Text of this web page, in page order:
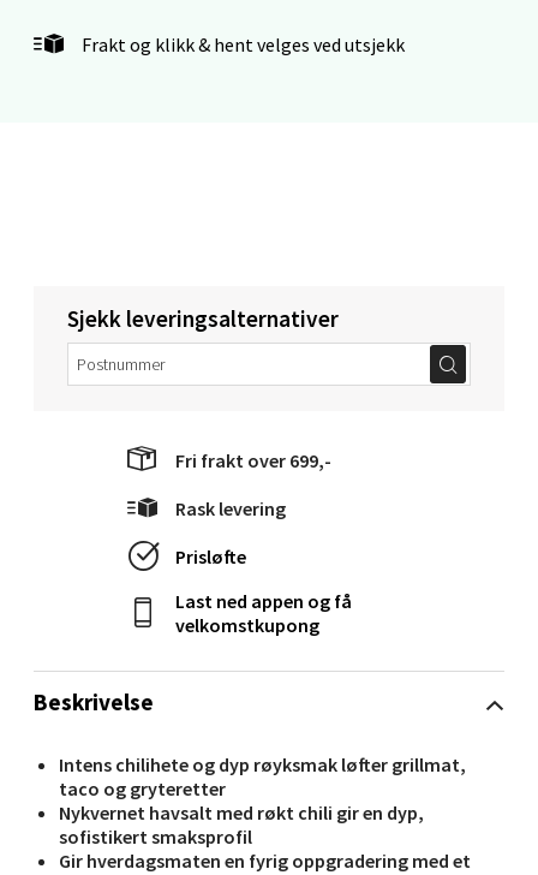
Frakt og klikk & hent velges ved utsjekk
Beskrivelse
Intens chilihete og dyp røyksmak løfter grillmat,
taco og gryteretter
Nykvernet havsalt med røkt chili gir en dyp,
sofistikert smaksprofil
Gir hverdagsmaten en fyrig oppgradering med et
Sjekk leveringsalternativer
Fri frakt over 699,-
Rask levering
Prisløfte
Last ned appen og få
velkomstkupong
Fridtjof Nansensgate 22, 8622 Mo i Rana
Åpent i dag 09-19
Langelandsvegen 25, 6010 Ålesund
Åpent i dag 10-20
Molde - Moldetorget
Åpent i dag 10-20
0 i butikk
Velg